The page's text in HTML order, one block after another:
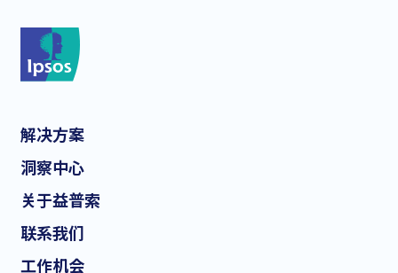
*
*
解决方案
洞察中心
关于益普索
联系我们
工作机会